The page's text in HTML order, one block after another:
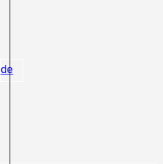
de